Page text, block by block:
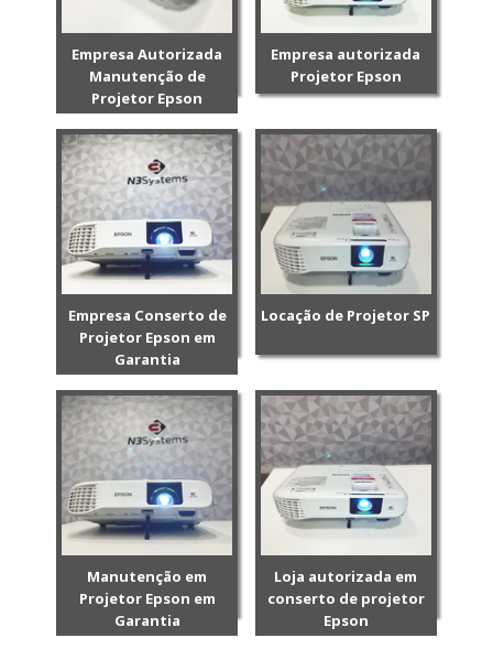
Empresa Autorizada
Manutenção de
Projetor Epson
Empresa autorizada
Projetor Epson
Empresa Conserto de
Projetor Epson em
Garantia
Locação de Projetor SP
Manutenção em
Projetor Epson em
Garantia
Loja autorizada em
conserto de projetor
Epson